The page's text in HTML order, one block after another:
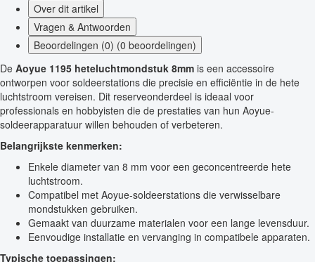
Over dit artikel
Vragen & Antwoorden
Beoordelingen (0) (0 beoordelingen)
De Aoyue 1195 heteluchtmondstuk 8mm is een accessoire
ontworpen voor soldeerstations die precisie en efficiëntie in de hete
luchtstroom vereisen. Dit reserveonderdeel is ideaal voor
professionals en hobbyisten die de prestaties van hun Aoyue-
soldeerapparatuur willen behouden of verbeteren.
Belangrijkste kenmerken:
Enkele diameter van 8 mm voor een geconcentreerde hete
luchtstroom.
Compatibel met Aoyue-soldeerstations die verwisselbare
mondstukken gebruiken.
Gemaakt van duurzame materialen voor een lange levensduur.
Eenvoudige installatie en vervanging in compatibele apparaten.
Typische toepassingen: